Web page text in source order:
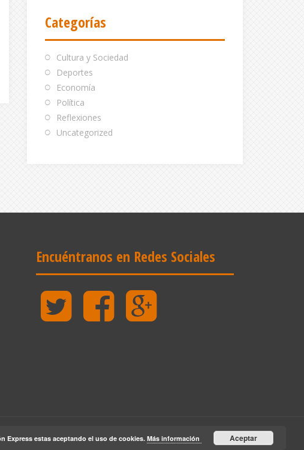
Categorías
Cultura y Sociedad
Deportes
Economía
Política
Reflexiones
Uncategorized
Encuéntranos en Redes Sociales
Twitter Facebook
Google
Express estas aceptando el uso de cookies.Más información Aceptar